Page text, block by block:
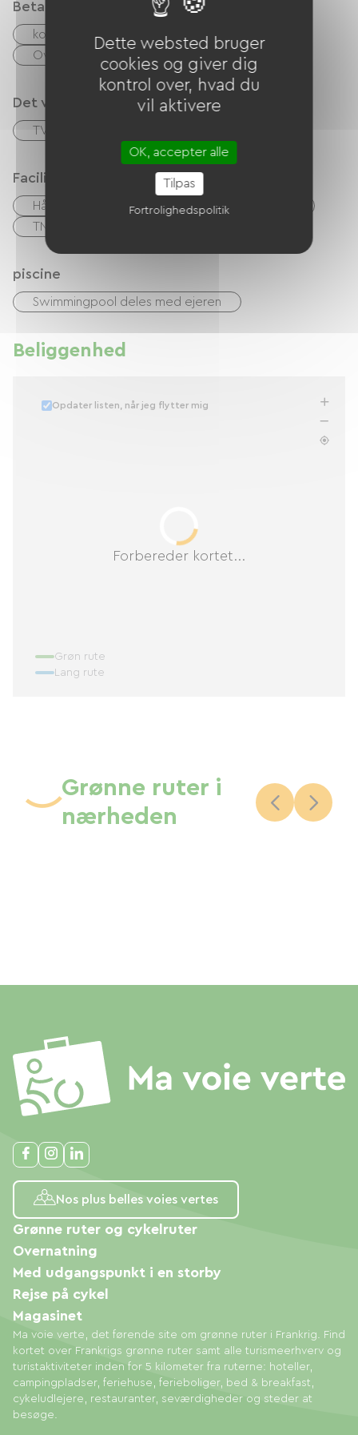
Betalingsmåder
kontrol Kontanter
Paypal
Overførsel
Det vi er gode til
TV-stue
Faciliteter
Hårtørrer Have Lounge
TNT
piscine
Swimmingpool deles med ejeren
Beliggenhed
Forbereder kortet...
Opdater listen, når jeg flytter mig
Grøn rute
Lang rute
Grønne ruter i
nærheden
Nos plus belles voies vertes
Ma voie verte, det førende site om grønne ruter i Frankrig. Find
kortet over Frankrigs grønne ruter samt alle turismeerhverv og
turistaktiviteter inden for 5 kilometer fra ruterne: hoteller,
campingpladser, feriehuse, ferieboliger, bed & breakfast,
cykeludlejere, restauranter, seværdigheder og steder at
besøge.
Grønne ruter og cykelruter
Overnatning
Med udgangspunkt i en storby
Rejse på cykel
Magasinet
Dette websted bruger
cookies og giver dig
kontrol over, hvad du
vil aktivere
OK, accepter alle
Tilpas
Fortrolighedspolitik